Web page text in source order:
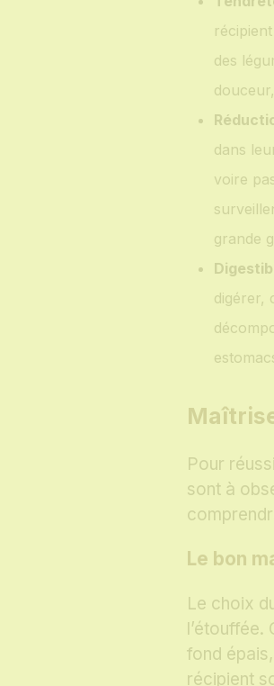
des
dans
voire
grande
digérer,
Pour
sont à
Le bon
Le choix
l’étouffée.
fond
récipient